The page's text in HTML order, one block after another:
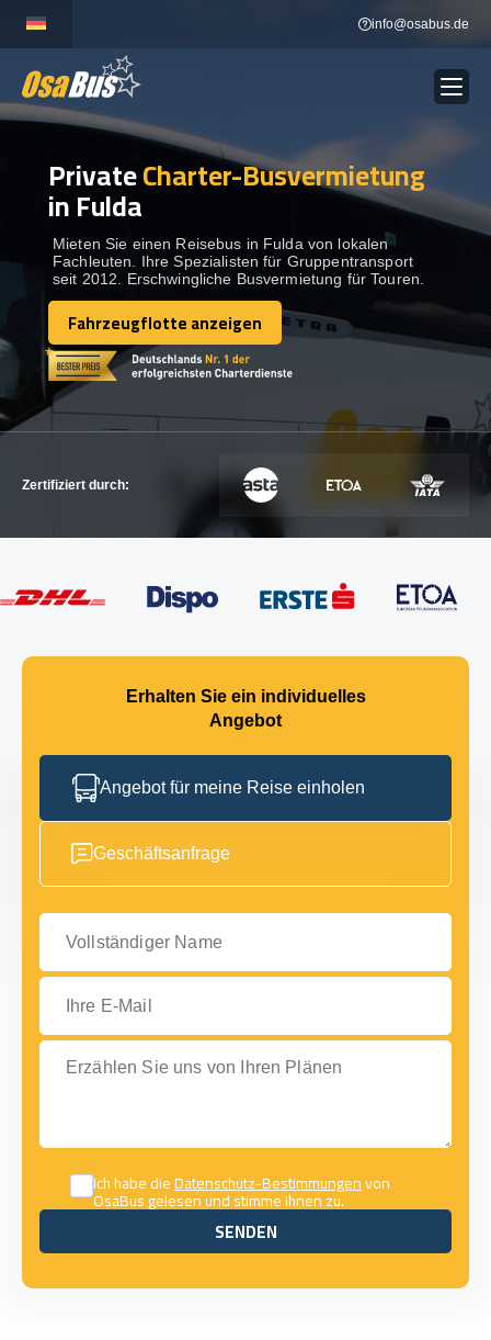
content
info@osabus.de
BUSVERMIETUNG Show dropdown
REISEZIELE Show dropdown
FLOTTE
KONTAKTIEREN SIE UNS
KONTAKTIEREN SIE UNS
PrivateCharter-Busvermietung
in Fulda
Mieten Sie einen Reisebus in Fulda von lokalen
Fachleuten. Ihre Spezialisten für Gruppentransport
seit 2012. Erschwingliche Busvermietung für Touren.
Fahrzeugflotte anzeigen
Fahrzeugflotte anzeigen
Zertifiziert durch:
Erhalten Sie ein individuelles
Angebot
Angebot für meine Reise einholen
Geschäftsanfrage
Vollständiger Name
Ihre E-Mail
Erzählen Sie uns von Ihren Plänen
Ich habe dieDatenschutz-Bestimmungenvon
OsaBus gelesen und stimme ihnen zu.
SENDEN
SENDEN